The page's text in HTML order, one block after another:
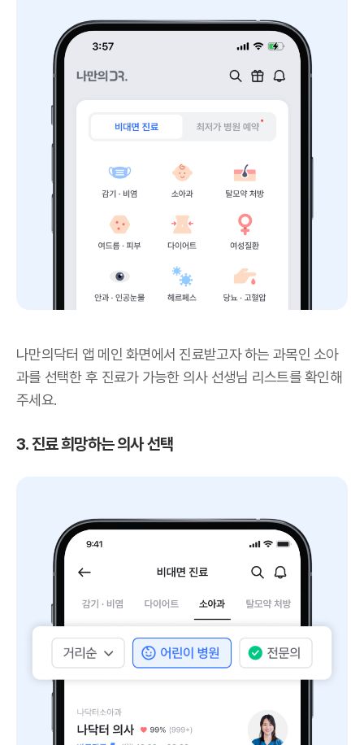
나만의닥터 앱 메인 화면에서 진료받고자 하는 과목인 소아
과를 선택한 후 진료가 가능한 의사 선생님 리스트를 확인해
주세요.
3. 진료 희망하는 의사 선택